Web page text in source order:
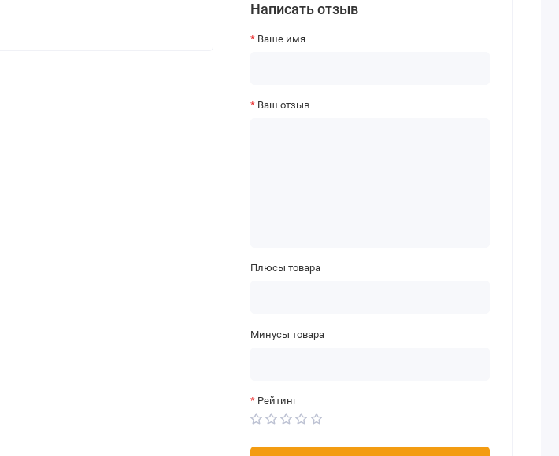
Написать отзыв
Ваше имя
Ваш отзыв
Плюсы товара
Минусы товара
Рейтинг